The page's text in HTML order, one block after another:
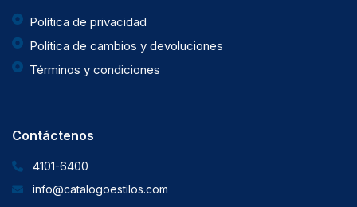
Política de privacidad
Política de cambios y devoluciones
Términos y condiciones
Contáctenos
4101-6400
info@catalogoestilos.com